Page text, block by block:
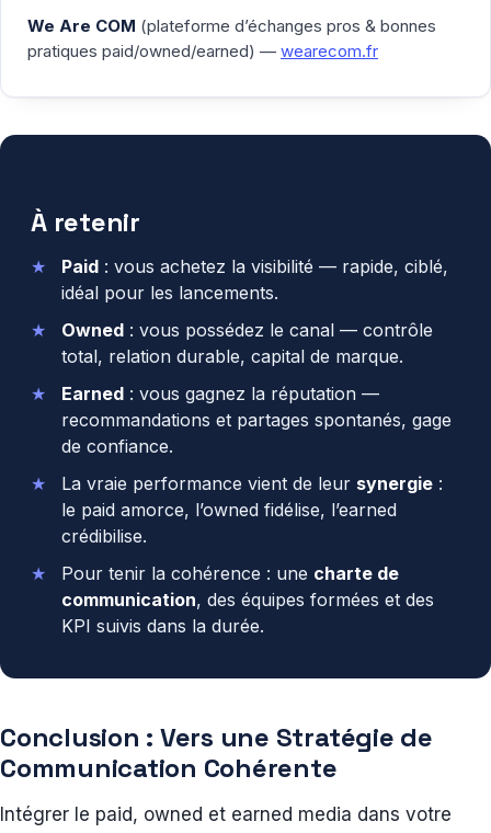
We Are COM (plateforme d’échanges pros & bonnes
pratiques paid/owned/earned) — wearecom.fr
À retenir
Paid : vous achetez la visibilité — rapide, ciblé,
idéal pour les lancements.
Owned : vous possédez le canal — contrôle
total, relation durable, capital de marque.
Earned : vous gagnez la réputation —
recommandations et partages spontanés, gage
de confiance.
La vraie performance vient de leur synergie :
le paid amorce, l’owned fidélise, l’earned
crédibilise.
Pour tenir la cohérence : une charte de
communication, des équipes formées et des
KPI suivis dans la durée.
Conclusion : Vers une Stratégie de
Communication Cohérente
Intégrer le paid, owned et earned media dans votre